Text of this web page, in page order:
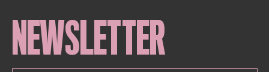
NEWSLETTER